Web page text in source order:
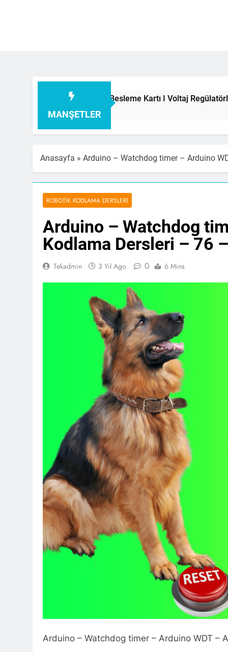
MANŞETLER
I Şarj Aleti I Besleme Kartı I Voltaj Regülatörleri Hakkında
Anasayfa » Arduino – Watchdog timer – Arduino
ROBOTIK KODLAMA DERSLERI
Arduino – Watchdog
Kodlama Dersleri – 76 –
Tekadmin 3 Yıl Ago 0 6 Mins
Arduino – Watchdog timer – Arduino WDT –